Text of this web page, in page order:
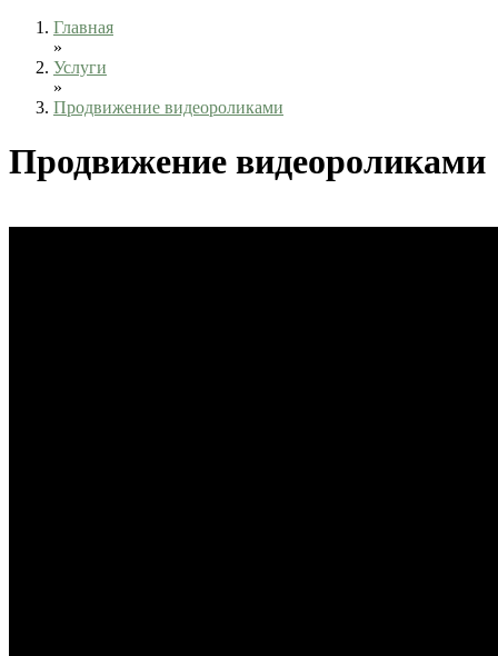
Главная
»
Услуги
»
Продвижение видеороликами
Продвижение видеороликами